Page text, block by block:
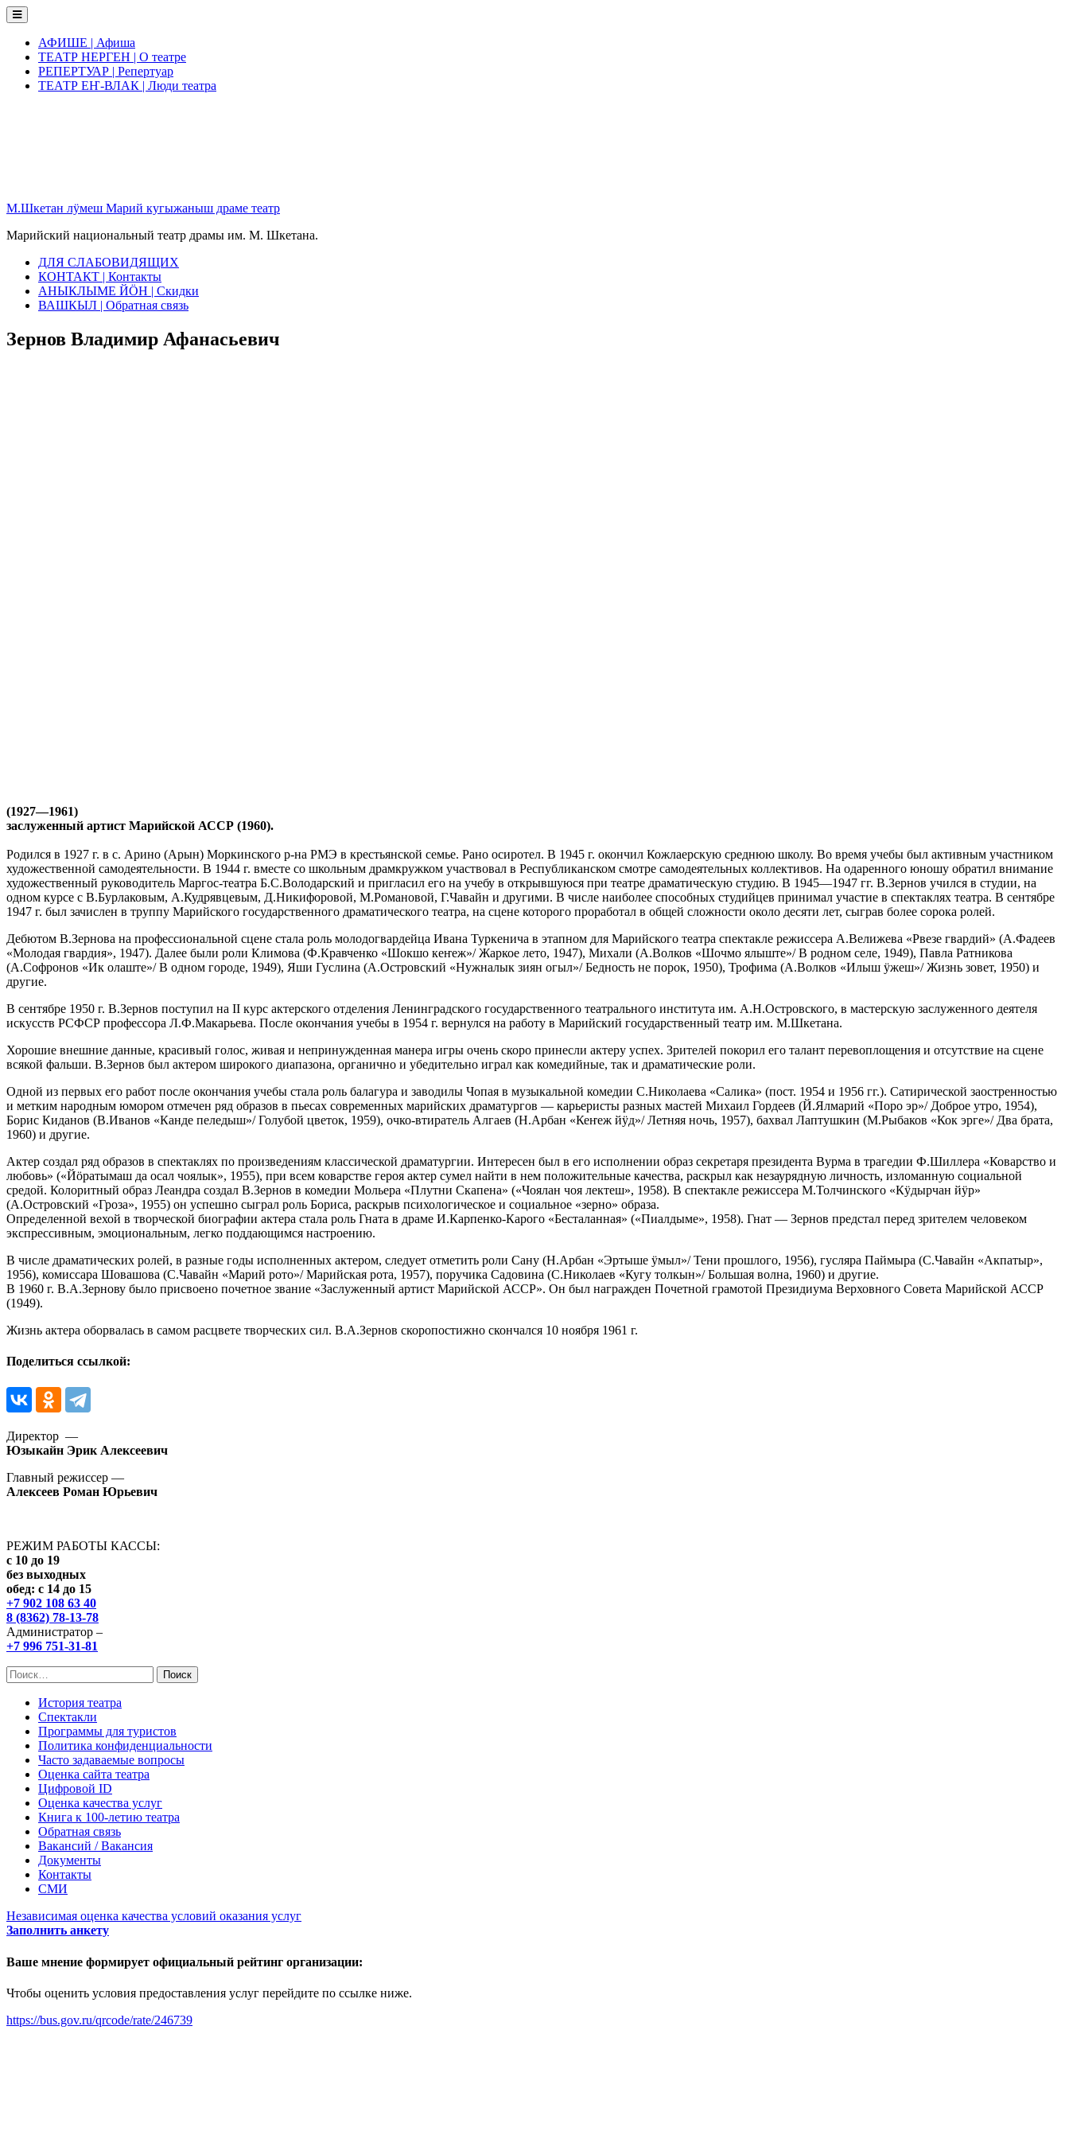
Skip
to
contentАФИШЕ | Афиша
ТЕАТР НЕРГЕН | О театре
РЕПЕРТУАР | Репертуар
ТЕАТР ЕҤ-ВЛАК | Люди театра
М.Шкетан лӱмеш Марий кугыжаныш драме театр
Марийский национальный театр драмы им. М. Шкетана.
ДЛЯ СЛАБОВИДЯЩИХ
КОНТАКТ | Контакты
АНЫКЛЫМЕ ЙӦН | Скидки
ВАШКЫЛ | Обратная связь
Зернов Владимир Афанасьевич
(1927—1961)
заслуженный артист Марийской АССР (1960).
Родился в 1927 г. в с. Арино (Арын) Моркинского р-на РМЭ в крестьянской семье. Рано осиротел. В 1945 г. окончил Кожлаерскую среднюю школу. Во время учебы был активным участником
художественной самодеятельности. В 1944 г. вместе со школьным драмкружком участвовал в Республиканском смотре самодеятельных коллективов. На одаренного юношу обратил внимание
художественный руководитель Маргос-театра Б.С.Володарский и пригласил его на учебу в открывшуюся при театре драматическую студию. В 1945—1947 гг. В.Зернов учился в студии, на
одном курсе с В.Бурлаковым, А.Кудрявцевым, Д.Никифоровой, М.Романовой, Г.Чавайн и другими. В числе наиболее способных студийцев принимал участие в спектаклях театра. В сентябре
1947 г. был зачислен в труппу Марийского государственного драматического театра, на сцене которого проработал в общей сложности около десяти лет, сыграв более сорока ролей.
Дебютом В.Зернова на профессиональной сцене стала роль молодогвардейца Ивана Туркенича в этапном для Марийского театра спектакле режиссера А.Велижева «Рвезе гвардий» (А.Фадеев
«Молодая гвардия», 1947). Далее были роли Климова (Ф.Кравченко «Шокшо кеҥеж»/ Жаркое лето, 1947), Михали (А.Волков «Шочмо ялыште»/ В родном селе, 1949), Павла Ратникова
(А.Софронов «Ик олаште»/ В одном городе, 1949), Яши Гуслина (А.Островский «Нужналык зиян огыл»/ Бедность не порок, 1950), Трофима (А.Волков «Илыш ӱжеш»/ Жизнь зовет, 1950) и
другие.
В сентябре 1950 г. В.Зернов поступил на II курс актерского отделения Ленинградского государственного театрального института им. А.Н.Островского, в мастерскую заслуженного деятеля
искусств РСФСР профессора Л.Ф.Макарьева. После окончания учебы в 1954 г. вернулся на работу в Марийский государственный театр им. М.Шкетана.
Хорошие внешние данные, красивый голос, живая и непринужденная манера игры очень скоро принесли актеру успех. Зрителей покорил его талант перевоплощения и отсутствие на сцене
всякой фальши. В.Зернов был актером широкого диапазона, органично и убедительно играл как комедийные, так и драматические роли.
Одной из первых его работ после окончания учебы стала роль балагура и заводилы Чопая в музыкальной комедии С.Николаева «Салика» (пост. 1954 и 1956 гг.). Сатирической заостренностью
и метким народным юмором отмечен ряд образов в пьесах современных марийских драматургов — карьеристы разных мастей Михаил Гордеев (Й.Ялмарий «Поро эр»/ Доброе утро, 1954),
Борис Киданов (В.Иванов «Канде пеледыш»/ Голубой цветок, 1959), очко-втиратель Алгаев (Н.Арбан «Кеҥеж йӱд»/ Летняя ночь, 1957), бахвал Лаптушкин (М.Рыбаков «Кок эрге»/ Два брата,
1960) и другие.
Актер создал ряд образов в спектаклях по произведениям классической драматургии. Интересен был в его исполнении образ секретаря президента Вурма в трагедии Ф.Шиллера «Коварство и
любовь» («Йӧратымаш да осал чоялык», 1955), при всем коварстве героя актер сумел найти в нем положительные качества, раскрыл как незаурядную личность, изломанную социальной
средой. Колоритный образ Леандра создал В.Зернов в комедии Мольера «Плутни Скапена» («Чоялан чоя лектеш», 1958). В спектакле режиссера М.Толчинского «Кӱдырчан йӱр»
(А.Островский «Гроза», 1955) он успешно сыграл роль Бориса, раскрыв психологическое и социальное «зерно» образа.
Определенной вехой в творческой биографии актера стала роль Гната в драме И.Карпенко-Карого «Бесталанная» («Пиалдыме», 1958). Гнат — Зернов предстал перед зрителем человеком
экспрессивным, эмоциональным, легко поддающимся настроению.
В числе драматических ролей, в разные годы исполненных актером, следует отметить роли Сану (Н.Арбан «Эртыше ӱмыл»/ Тени прошлого, 1956), гусляра Паймыра (С.Чавайн «Акпатыр»,
1956), комиссара Шовашова (С.Чавайн «Марий рото»/ Марийская рота, 1957), поручика Садовина (С.Николаев «Кугу толкын»/ Большая волна, 1960) и другие.
В 1960 г. В.А.Зернову было присвоено почетное звание «Заслуженный артист Марийской АССР». Он был награжден Почетной грамотой Президиума Верховного Совета Марийской АССР
(1949).
Жизнь актера оборвалась в самом расцвете творческих сил. В.А.Зернов скоропостижно скончался 10 ноября 1961 г.
Поделиться ссылкой:
Директор —
Юзыкайн Эрик Алексеевич
Главный режиссер —
Алексеев Роман Юрьевич
РЕЖИМ РАБОТЫ КАССЫ:
с 10 до 19
без выходных
обед: с 14 до 15
+7 902 108 63 40
8 (8362) 78-13-78
Администратор –
+7 996 751-31-81
Найти:
История театра
Спектакли
Программы для туристов
Политика конфиденциальности
Часто задаваемые вопросы
Оценка сайта театра
Цифровой ID
Оценка качества услуг
Книга к 100-летию театра
Обратная связь
Вакансий / Вакансия
Документы
Контакты
СМИ
Независимая оценка качества условий оказания услуг
Заполнить анкету
Ваше мнение формирует официальный рейтинг организации:
Чтобы оценить условия предоставления услуг перейдите по ссылке ниже.
https://bus.gov.ru/qrcode/rate/246739